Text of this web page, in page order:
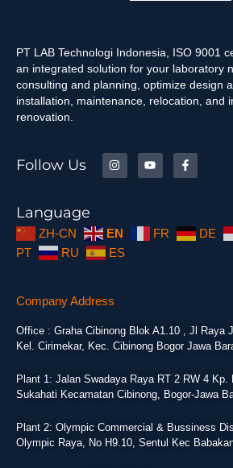
PT LAB Technologi Indonesia, ISO 9001
an integrated solution for your laboratory
consulting and planning, optimize design
installation, maintenance, relocation, and
renovation.
Follow Us
Language
ZH-CN EN FR DE
PT
RU ES
Company Address
Office : Graha Cibinong Blok A1.10 , Jl Raya
Kel. Cirimekar, Kec. Cibinong Bogor Jawa
Plant 1: Jalan Swadaya Raya RT 2 RW 4 Kp.
Sukahati Kecamatan Cibinong, Bogor-Jawa
Plant 2: Olympic Commercial & Bussiness
Olympic Raya, No H9.10, Sentul Kec